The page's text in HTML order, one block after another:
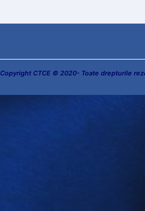
Copyright CTCE © 2020- Toate drepturile